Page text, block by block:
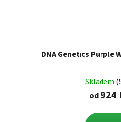
DNA Genetics Purple
Skladem
od924